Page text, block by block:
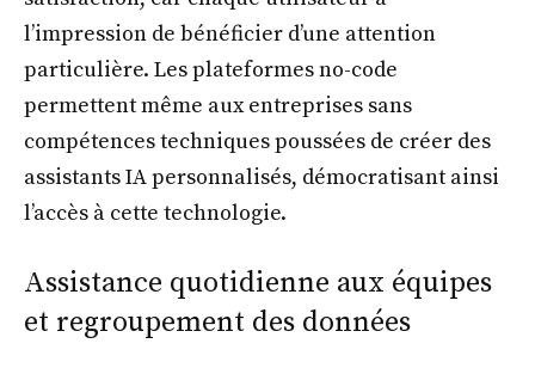
l’impression de bénéficier d’une attention
particulière. Les plateformes no-code
permettent même aux entreprises sans
compétences techniques poussées de créer des
assistants IA personnalisés, démocratisant ainsi
l’accès à cette technologie.
Assistance quotidienne aux équipes
et regroupement des données